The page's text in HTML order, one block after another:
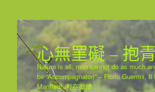
心無罣礙 – 抱青
Nature is all; man cannot do as much
be “Accompagnatori” – Florio Guerrini,
Manfredi. 我在微博﹕